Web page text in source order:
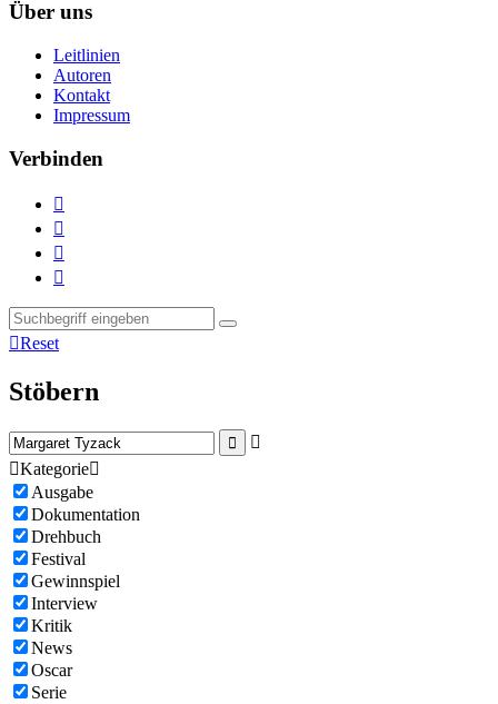
Über uns
Leitlinien
Autoren
Kontakt
Impressum
Verbinden




Reset
Stöbern


Kategorie
Ausgabe
Dokumentation
Drehbuch
Festival
Gewinnspiel
Interview
Kritik
News
Oscar
Serie